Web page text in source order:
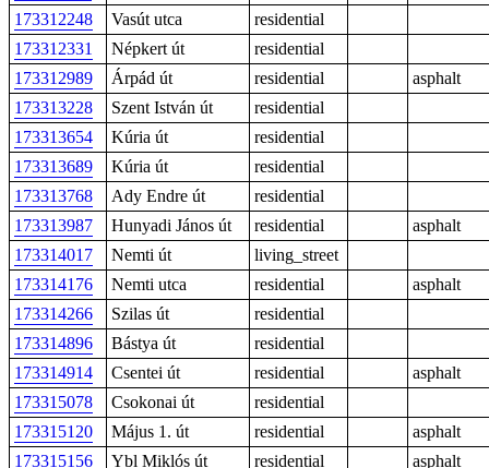
173312248
Vasút utca
residential
173312331
Népkert út
residential
173312989
Árpád út residential
asphalt
173313228
Szent István út
residential
173313654
Kúria út
residential
173313689
Kúria út
residential
173313768
Ady Endre út
residential
173313987
Hunyadi János út residential
asphalt
173314017
Nemti út
living_street
173314176
Nemti utca residential
asphalt
173314266
Szilas út
residential
173314896
Bástya út
residential
173314914
Csentei út residential
asphalt
173315078
Csokonai út
residential
173315120
Május 1. út residential
asphalt
173315156
Ybl Miklós út residential
asphalt